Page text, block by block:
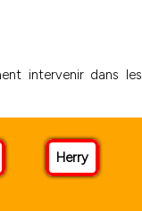
intervenir dans les
Herry